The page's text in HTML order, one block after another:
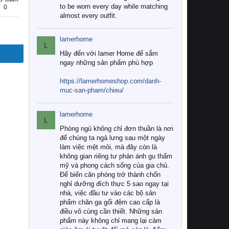
0
to be worn every day while matching
almost every outfit.
L
lamerhome
Hãy đến với lamer Home để sắm
ngay những sản phẩm phù hợp
https://lamerhomeshop.com/danh-
muc-san-pham/chieu/
L
lamerhome
Phòng ngủ không chỉ đơn thuần là nơi
để chúng ta ngả lưng sau một ngày
làm việc mệt mỏi, mà đây còn là
không gian riêng tư phản ánh gu thẩm
mỹ và phong cách sống của gia chủ.
Để biến căn phòng trở thành chốn
nghỉ dưỡng đích thực 5 sao ngay tại
nhà, việc đầu tư vào các bộ sản
phẩm chăn ga gối đệm cao cấp là
điều vô cùng cần thiết. Những sản
phẩm này không chỉ mang lại cảm